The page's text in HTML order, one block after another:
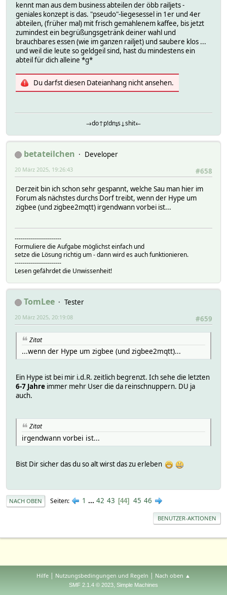
kennt man aus dem business abteilen der öbb railjets -
geniales konzept is das. "pseudo"-liegesessel in 1er und 4er
abteilen, (früher mal) mit frisch gemahlenem kaffee, bis jetzt
zumindest ein begrüßungsgetränk deiner wahl und
brauchbares essen (wie im ganzen railjet) und saubere klos ...
und weil die leute so geldgeil sind, hast du mindestens ein
abteil für dich alleine *g*
Du darfst diesen Dateianhang nicht ansehen.
→do↑p!dnʇs↓shit←
betateilchen
Developer
#658
20 März 2025, 19:26:43
Derzeit bin ich schon sehr gespannt, welche Sau man hier im
Forum als nächstes durchs Dorf treibt, wenn der Hype um
zigbee (und zigbee2mqtt) irgendwann vorbei ist...
-----------------------
Formuliere die Aufgabe möglichst einfach und
setze die Lösung richtig um - dann wird es auch funktionieren.
-----------------------
Lesen gefährdet die Unwissenheit!
TomLee
Tester
#659
20 März 2025, 20:19:08
Zitat
...wenn der Hype um zigbee (und zigbee2mqtt)...
Ein Hype ist bei mir i.d.R. zeitlich begrenzt. Ich sehe die letzten
6-7 Jahre immer mehr User die da reinschnuppern. DU ja
auch.
Zitat
irgendwann vorbei ist...
Bist Dir sicher das du so alt wirst das zu erleben
NACH OBEN Seiten 1 ... 42 43 44 45 46
BENUTZER-AKTIONEN
Hilfe | Nutzungsbedingungen und Regeln | Nach oben ▲
SMF 2.1.4 © 2023, Simple Machines